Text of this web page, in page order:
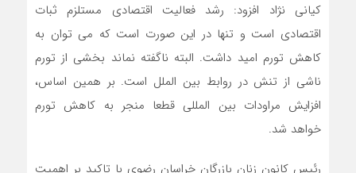
کیانی نژاد افزود: رشد فعالیت اقتصادی مستلزم ثبات
اقتصادی است و تنها در این صورت است که می توان به
کاهش تورم امید داشت. البته ناگفته نماند بخشی از تورم
ناشی از تنش در روابط بین الملل است. بر همین اساس،
افزایش مراودات بین المللی قطعا منجر به کاهش تورم
خواهد شد.
رئیس کانون زنان بازرگان خراسان رضوی با تاکید بر اهمیت